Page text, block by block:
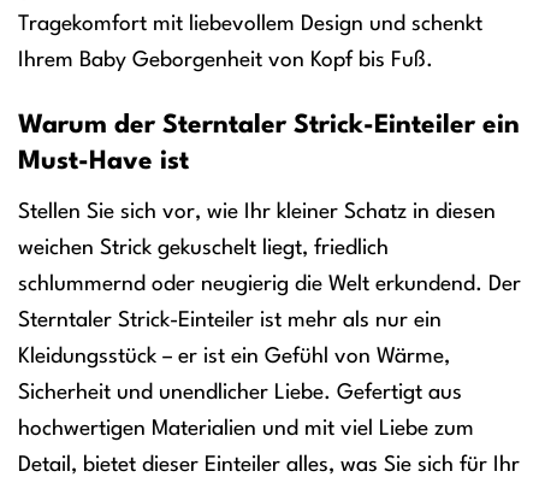
Tragekomfort mit liebevollem Design und schenkt
Ihrem Baby Geborgenheit von Kopf bis Fuß.
Warum der Sterntaler Strick-Einteiler ein
Must-Have ist
Stellen Sie sich vor, wie Ihr kleiner Schatz in diesen
weichen Strick gekuschelt liegt, friedlich
schlummernd oder neugierig die Welt erkundend. Der
Sterntaler Strick-Einteiler ist mehr als nur ein
Kleidungsstück – er ist ein Gefühl von Wärme,
Sicherheit und unendlicher Liebe. Gefertigt aus
hochwertigen Materialien und mit viel Liebe zum
Detail, bietet dieser Einteiler alles, was Sie sich für Ihr